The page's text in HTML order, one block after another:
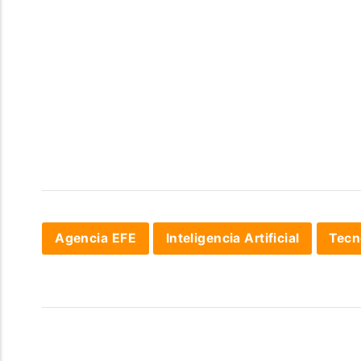
Agencia EFE Inteligencia Artificial